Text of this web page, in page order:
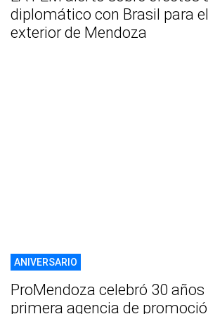
diplomático con Brasil para
exterior de Mendoza
ANIVERSARIO
ProMendoza celebró 30
primera agencia de